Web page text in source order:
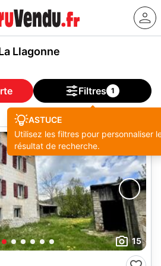
Llagonne
Filtres 1
ASTUCE
Utilisez les filtres pour personnaliser
résultat de recherche.
15